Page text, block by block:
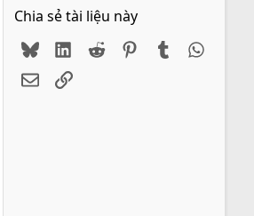
Chia sẻ tài liệu này
BlueskyLinkedIn
Reddit PinterestTumblr
EmailLink